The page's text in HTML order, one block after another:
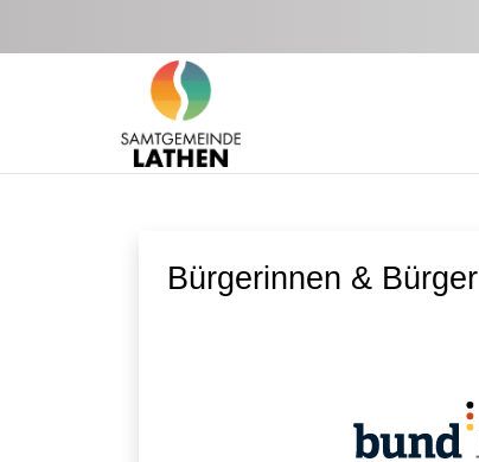
Bürgerinnen & Bürger